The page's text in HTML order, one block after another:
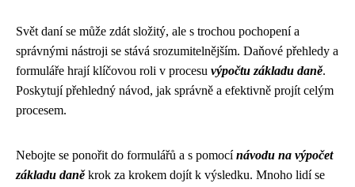
Svět daní se může zdát složitý, ale s trochou pochopení a
správnými nástroji se stává srozumitelnějším. Daňové přehledy a
formuláře hrají klíčovou roli v procesu výpočtu základu daně.
Poskytují přehledný návod, jak správně a efektivně projít celým
procesem.
Nebojte se ponořit do formulářů a s pomocínávodu na výpočet
základu daněkrok za krokem dojít k výsledku. Mnoho lidí se